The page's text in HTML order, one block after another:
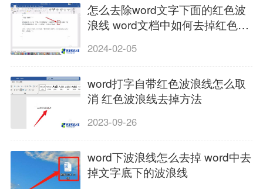
怎么去除word文字下面的红色波
浪线 word文档中如何去掉红色波
2024-02-05
word打字自带红色波浪线怎么取
消 红色波浪线去掉方法
2023-09-26
word下波浪线怎么去掉 word中去
掉文字底下的波浪线